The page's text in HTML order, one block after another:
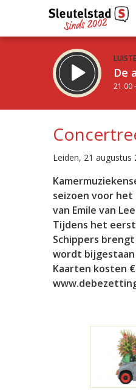
De
21.00
Leiden, 21
seizoen voor het
van Emile van
Tijdens het
Schippers
wordt bijgestaan
Kaarten kosten